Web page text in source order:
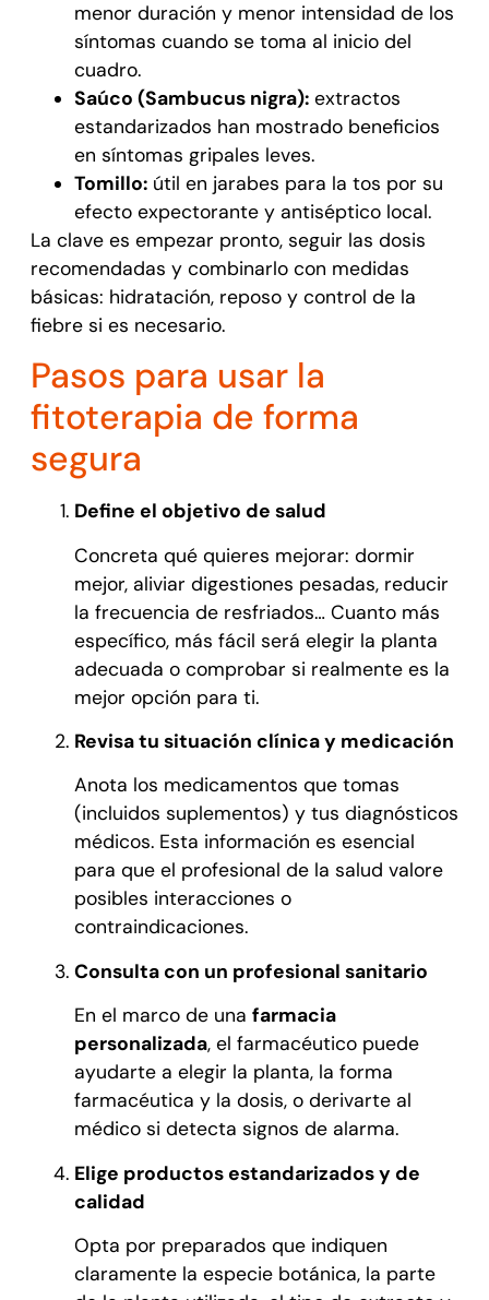
menor duración y menor intensidad de los
síntomas cuando se toma al inicio del
cuadro.
Saúco (Sambucus nigra):extractos
estandarizados han mostrado beneficios
en síntomas gripales leves.
Tomillo:útil en jarabes para la tos por su
efecto expectorante y antiséptico local.
La clave es empezar pronto, seguir las dosis
recomendadas y combinarlo con medidas
básicas: hidratación, reposo y control de la
fiebre si es necesario.
Pasos para usar la
fitoterapia de forma
segura
Define el objetivo de salud
Concreta qué quieres mejorar: dormir
mejor, aliviar digestiones pesadas, reducir
la frecuencia de resfriados… Cuanto más
específico, más fácil será elegir la planta
adecuada o comprobar si realmente es la
mejor opción para ti.
Revisa tu situación clínica y medicación
Anota los medicamentos que tomas
(incluidos suplementos) y tus diagnósticos
médicos. Esta información es esencial
para que el profesional de la salud valore
posibles interacciones o
contraindicaciones.
Consulta con un profesional sanitario
En el marco de una farmacia
personalizada, el farmacéutico puede
ayudarte a elegir la planta, la forma
farmacéutica y la dosis, o derivarte al
médico si detecta signos de alarma.
Elige productos estandarizados y de
calidad
Opta por preparados que indiquen
claramente la especie botánica, la parte